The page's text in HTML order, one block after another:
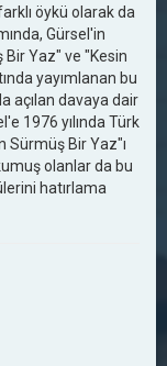
öykü olarak da
Gürsel'in
Bir Yaz" ve "Kesin
yayımlanan bu
açılan davaya dair
1976 yılında Türk
Sürmüş Bir Yaz"ı
olanlar da bu
hatırlama